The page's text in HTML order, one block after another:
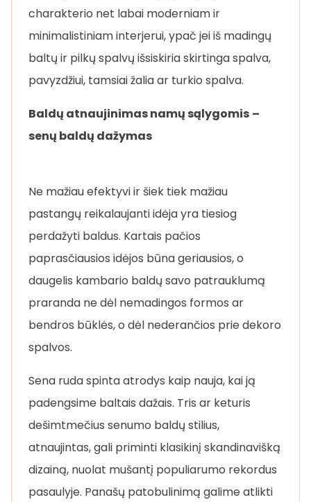
charakterio net labai moderniam ir
minimalistiniam interjerui, ypač jei iš madingų
baltų ir pilkų spalvų išsiskiria skirtinga spalva,
pavyzdžiui, tamsiai žalia ar turkio spalva.
Baldų atnaujinimas namų sąlygomis –
senų baldų dažymas
Ne mažiau efektyvi ir šiek tiek mažiau
pastangų reikalaujanti idėja yra tiesiog
perdažyti baldus. Kartais pačios
paprasčiausios idėjos būna geriausios, o
daugelis kambario baldų savo patrauklumą
praranda ne dėl nemadingos formos ar
bendros būklės, o dėl nederančios prie dekoro
spalvos.
Sena ruda spinta atrodys kaip nauja, kai ją
padengsime baltais dažais. Tris ar keturis
dešimtmečius senumo baldų stilius,
atnaujintas, gali priminti klasikinį skandinavišką
dizainą, nuolat mušantį populiarumo rekordus
pasaulyje. Panašų patobulinimą galime atlikti